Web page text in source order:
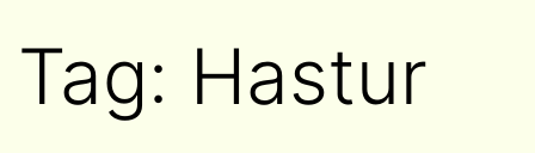
Tag: Hastur